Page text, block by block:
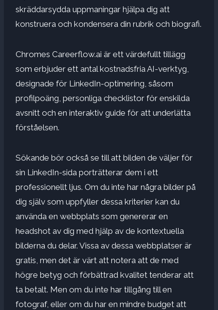
skräddarsydda uppmaningar hjälpa dig att
konstruera och kondensera din rubrik och biografi.
Chromes Careerflow.ai är ett värdefullt tillägg
som erbjuder ett antal kostnadsfria AI-verktyg,
designade för LinkedIn-optimering, såsom
profilpoäng, personliga checklistor för enskilda
avsnitt och en interaktiv guide för att underlätta
förståelsen.
Sökande bör också se till att bilden de väljer för
sin LinkedIn-sida porträtterar dem i ett
professionellt ljus. Om du inte har några bilder på
dig själv som uppfyller dessa kriterier kan du
använda en webbplats som genererar en
headshot av dig med hjälp av de kontextuella
bilderna du delar. Vissa av dessa webbplatser är
gratis, men det är värt att notera att de med
högre betyg och förbättrad kvalitet tenderar att
ta betalt. Men om du inte har tillgång till en
fotograf, eller om du har en mindre budget att